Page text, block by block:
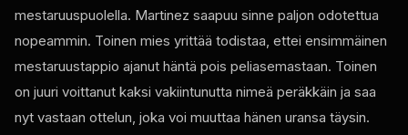
mestaruuspuolella. Martinez saapuu sinne paljon odotettua
nopeammin. Toinen mies yrittää todistaa, ettei ensimmäinen
mestaruustappio ajanut häntä pois peliasemastaan. Toinen
on juuri voittanut kaksi vakiintunutta nimeä peräkkäin ja saa
nyt vastaan ​​ottelun, joka voi muuttaa hänen uransa täysin.